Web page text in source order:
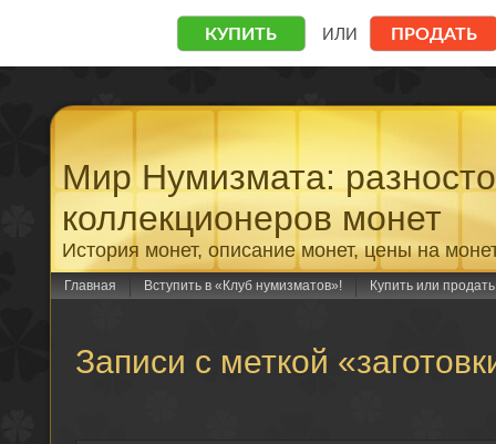
Мир Нумизмата:
коллекционеров монет
История монет, описание монет, цены на
Главная Вступить в «Клуб нумизматов»! Купить или
Записи с меткой